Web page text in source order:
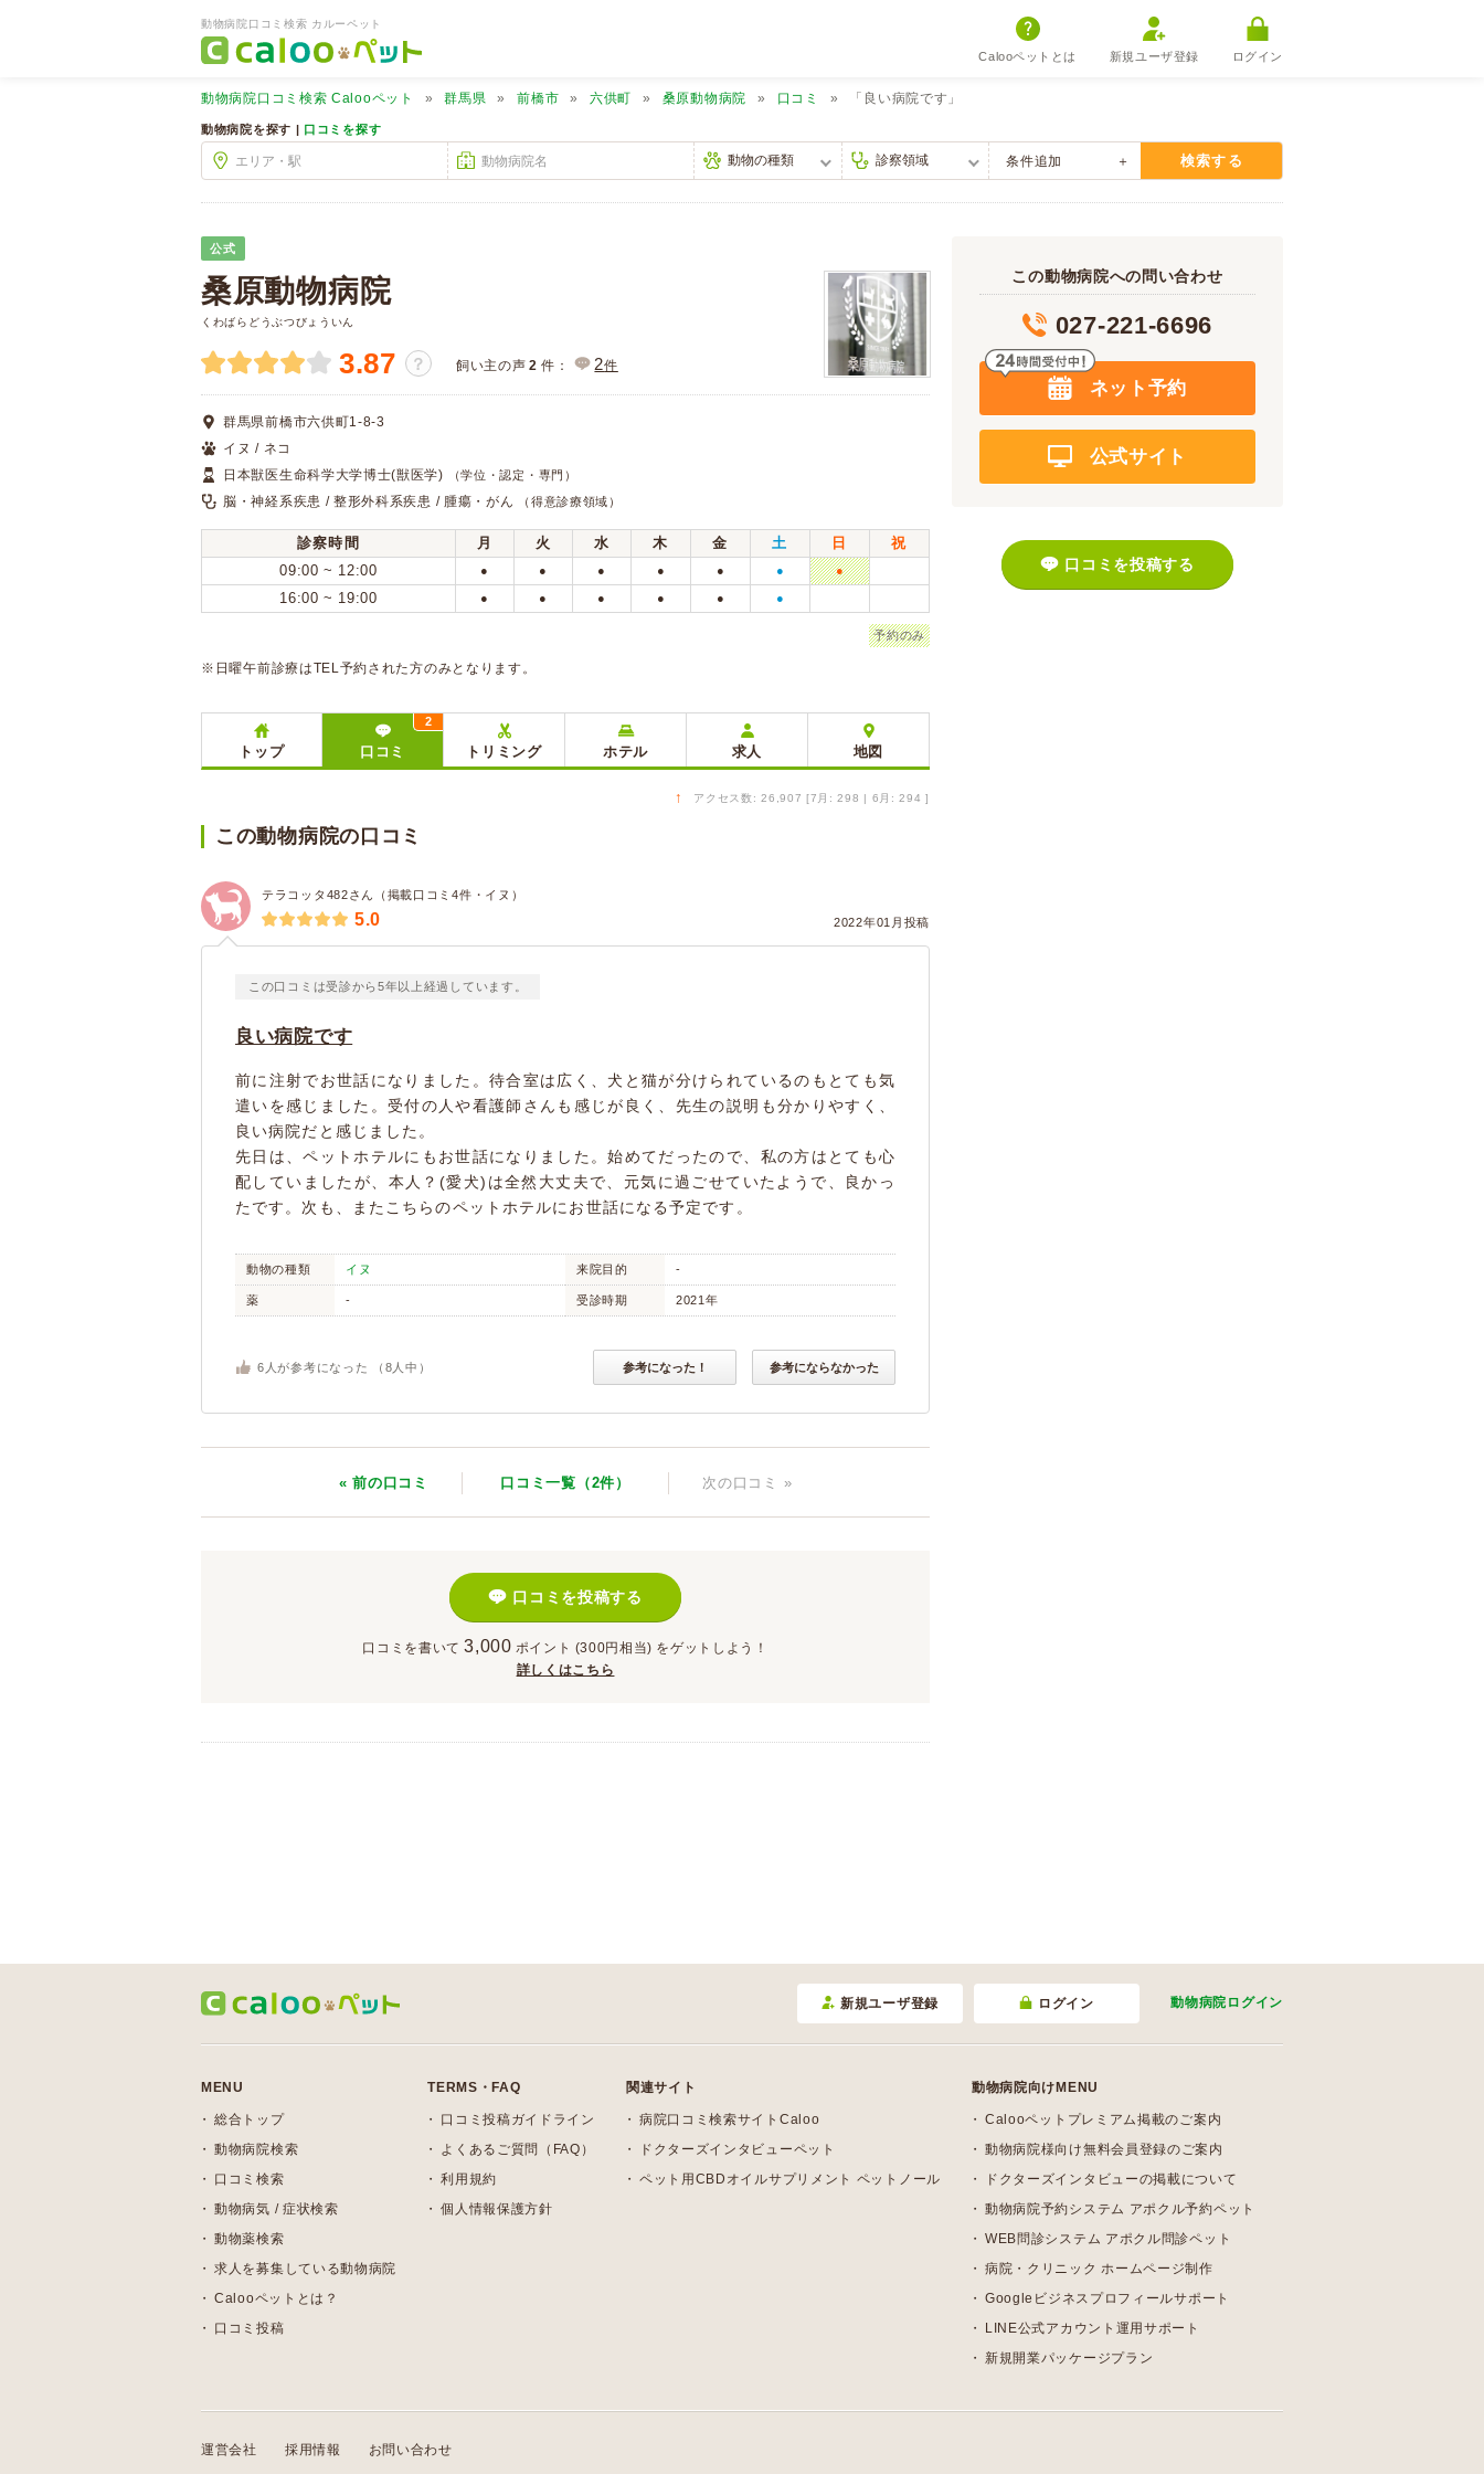
動物病院口コミ検索 カルーペット
Calooペットとは 新規ユーザ登録 ログイン
動物病院口コミ検索 Calooペット 群馬県 前橋市 六供町 桑原動物病院 口コミ 「良い病院です」
動物病院を探す | 口コミを探す
条件追加 検索する
公式
桑原動物病院
くわばらどうぶつびょういん
3.87 ？ 飼い主の声 2 件： 2件
群馬県前橋市六供町1-8-3
イヌ / ネコ
日本獣医生命科学大学博士(獣医学)
（学位・認定・専門）
脳・神経系疾患 / 整形外科系疾患 / 腫瘍・がん （得意診療領域）
診察時間 月 火 水 木 金 土 日
祝
09:00 ~ 12:00
● ● ● ● ● ● ●
16:00 ~ 19:00 ● ● ● ● ● ●
予約のみ
※日曜午前診療はTEL予約された方のみとなります。
トップ 口コミ
2
トリミング ホテル 求人 地図
↑ アクセス数: 26,907 [7月: 298 | 6月: 294 ]
この動物病院の口コミ
テラコッタ482さん（掲載口コミ4件・イヌ）
2022年01月投稿
5.0
この口コミは受診から5年以上経過しています。
良い病院です
前に注射でお世話になりました。待合室は広く、犬と猫が分けられているのもとても気
遣いを感じました。受付の人や看護師さんも感じが良く、先生の説明も分かりやすく、
良い病院だと感じました。
先日は、ペットホテルにもお世話になりました。始めてだったので、私の方はとても心
配していましたが、本人？(愛犬)は全然大丈夫で、元気に過ごせていたようで、良かっ
たです。次も、またこちらのペットホテルにお世話になる予定です。
動物の種類 イヌ 来院目的 -
薬 - 受診時期 2021年
6 人が参考になった （ 8 人中） 参考になった！ 参考にならなかった
« 前の口コミ 口コミ一覧（2件） 次の口コミ »
口コミを投稿する
口コミを書いて 3,000 ポイント (300円相当) をゲットしよう！
詳しくはこちら
この動物病院への問い合わせ
027-221-6696
ネット予約
公式サイト
口コミを投稿する
新規ユーザ登録 ログイン 動物病院 ログイン
MENU
総合トップ
動物病院検索
口コミ検索
動物病気 / 症状検索
動物薬検索
求人を募集している動物病院
Calooペットとは？
口コミ投稿
TERMS・FAQ
口コミ投稿ガイドライン
よくあるご質問（FAQ）
利用規約
個人情報保護方針
関連サイト
病院口コミ検索サイトCaloo
ドクターズインタビューペット
ペット用CBDオイルサプリメント ペットノール
動物病院向けMENU
Calooペットプレミアム掲載のご案内
動物病院様向け無料会員登録のご案内
ドクターズインタビューの掲載について
動物病院予約システム アポクル予約ペット
WEB問診システム アポクル問診ペット
病院・クリニック ホームページ制作
Googleビジネスプロフィールサポート
LINE公式アカウント運用サポート
新規開業パッケージプラン
運営会社 採用情報 お問い合わせ